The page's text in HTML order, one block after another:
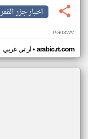
اخبار جزر القمر
PG03WV
ار تي عربي• arabic.rt.com